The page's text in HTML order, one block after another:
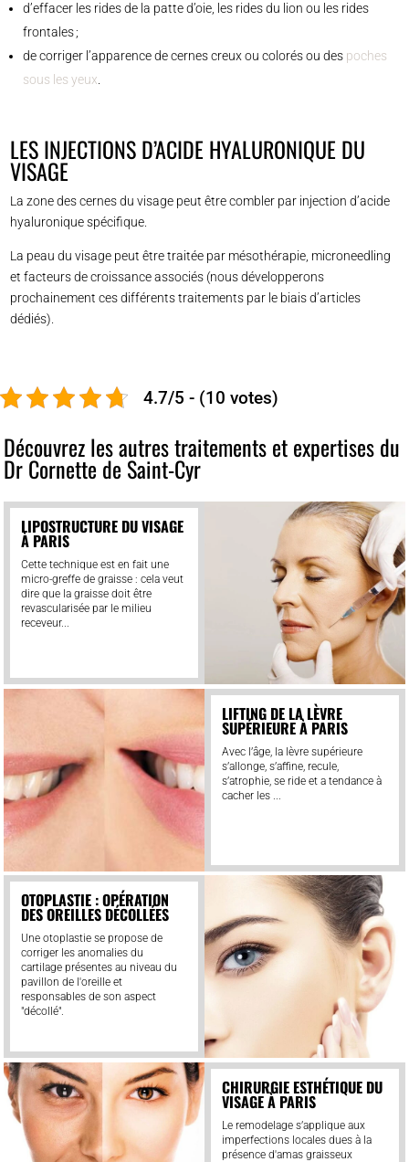
d’effacer les rides de la patte d’oie, les rides du lion ou les rides
frontales ;
de corriger l’apparence de cernes creux ou colorés ou des poches
sous les yeux
LES INJECTIONS D’ACIDE HYALURONIQUE DU
VISAGE
La zone des cernes du visage peut être combler par injection d’acide
hyaluronique spécifique.
La peau du visage peut être traitée par mésothérapie, microneedling
et facteurs de croissance associés (nous développerons
prochainement ces différents traitements par le biais d’articles
dédiés).
4.7/5 - (10 votes)
Découvrez les autres traitements et expertises du
Dr Cornette de Saint-Cyr
LIPOSTRUCTURE DU VISAGE
À PARIS
Cette technique est en fait une
micro-greffe de graisse : cela veut
dire que la graisse doit être
revascularisée par le milieu
receveur...
LIFTING DE LA LÈVRE
SUPÉRIEURE À PARIS
Avec l’âge, la lèvre supérieure
s’allonge, s’affine, recule,
s’atrophie, se ride et a tendance à
cacher les ...
OTOPLASTIE : OPÉRATION
DES OREILLES DÉCOLLÉES
Une otoplastie se propose de
corriger les anomalies du
cartilage présentes au niveau du
pavillon de l'oreille et
responsables de son aspect
"décollé".
CHIRURGIE ESTHÉTIQUE DU
VISAGE À PARIS
Le remodelage s’applique aux
imperfections locales dues à la
présence d'amas graisseux